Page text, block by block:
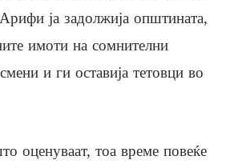
ја задолжија општината,
имоти на сомнителни
и ги оставија тетовци во
оценуваат, тоа време повеќе